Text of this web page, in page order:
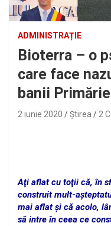
ADMINISTRAȚIE
Bioterra – o
care face
banii
2 iunie 2020 Ştirea 2
Aţi aflat cu toţii că, în
construit mult-
mai aflat şi că acolo,
să intre în ceea ce